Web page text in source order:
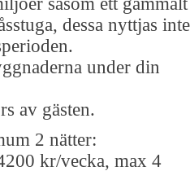
dessa nyttjas inte
under din
av gästen.
2 nätter:
kr/vecka, max 4